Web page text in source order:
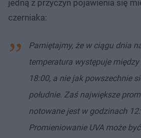
jedną z przyczyn pojawienia się
czerniaka:
Pamiętajmy, że w ciągu dnia
temperatura występuje
18:00, a nie jak powszechnie
południe. Zaś największe
notowane jest w godzinach
Promieniowanie UVA może